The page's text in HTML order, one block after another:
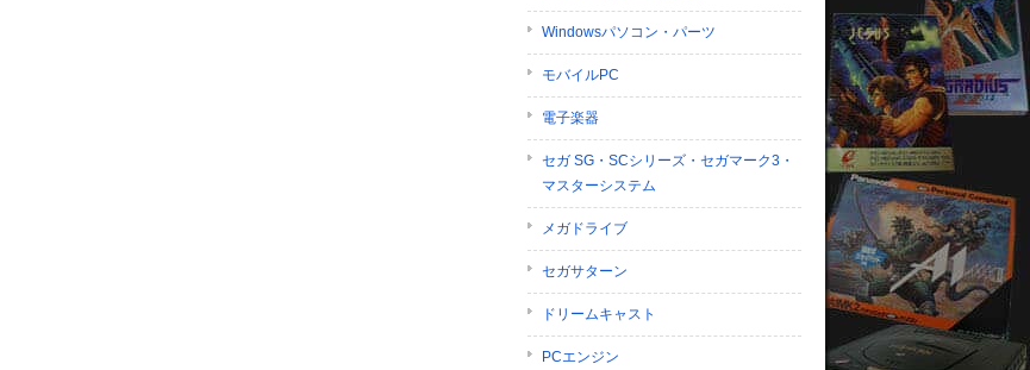
Windowsパソコン・パーツ
モバイルPC
電子楽器
セガ SG・SCシリーズ・セガマーク3・
マスターシステム
メガドライブ
セガサターン
ドリームキャスト
PCエンジン